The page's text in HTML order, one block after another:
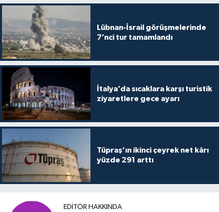
Lübnan-İsrail görüşmelerinde
7’nci tur tamamlandı
İtalya’da sıcaklara karşı turistik
ziyaretlere gece ayarı
Tüpraş’ın ikinci çeyrek net kârı
yüzde 291 arttı
EDITÖR HAKKINDA